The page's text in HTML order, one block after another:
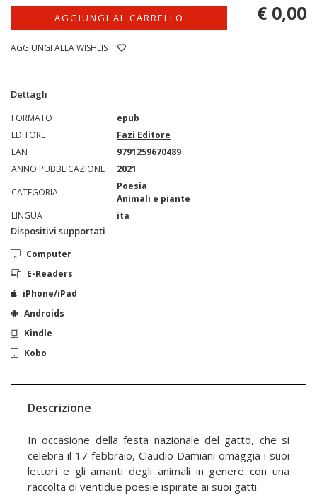
AGGIUNGI AL CARRELLO
AGGIUNGI ALLA WISHLIST
€ 0,00
Dettagli
FORMATO
epub
EDITORE
Fazi Editore
EAN
9791259670489
ANNO PUBBLICAZIONE
2021
CATEGORIA
Poesia
Animali e piante
LINGUA
ita
Dispositivi supportati
Computer
E-Readers
iPhone/iPad
Androids
Kindle
Kobo
Descrizione
In occasione della festa nazionale del gatto, che si
celebra il 17 febbraio, Claudio Damiani omaggia i suoi
lettori e gli amanti degli animali in genere con una
raccolta di ventidue poesie ispirate ai suoi gatti.